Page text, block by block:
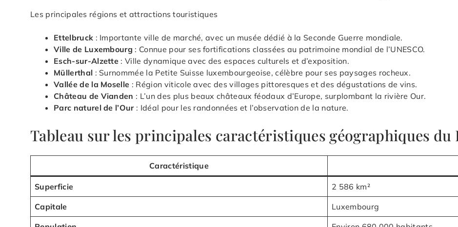
Les principales régions et attractions touristiques
Ettelbruck : Importante ville de marché, avec un musée dédié à la Seconde Guerre mondiale.
Ville de Luxembourg : Connue pour ses fortifications classées au patrimoine mondial de l’UNESCO.
Esch-sur-Alzette : Ville dynamique avec des espaces culturels et d’exposition.
Müllerthal : Surnommée la Petite Suisse luxembourgeoise, célèbre pour ses paysages rocheux.
Vallée de la Moselle : Région viticole avec des villages pittoresques et des dégustations de vins.
Château de Vianden : L’un des plus beaux châteaux féodaux d’Europe, surplombant la rivière Our.
Parc naturel de l’Our: Idéal pour les randonnées et l’observation de la nature.
Tableau sur les principales caractéristiques géographiques
Caractéristique
Superficie 2 586 km²
Capitale Luxembourg